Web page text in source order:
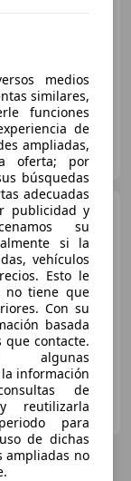
SE
1
kW (184 CV)
medios
similares,
funciones
de
ampliadas,
oferta; por
búsquedas
adecuadas
publicidad y
su
si la
vehículos
Esto le
no tiene que
Con su
basada
que contacte.
algunas
información
de
reutilizarla
para
de dichas
ampliadas no